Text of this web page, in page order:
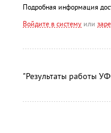
Подробная информация
Войдите в систему или
"Результаты работы